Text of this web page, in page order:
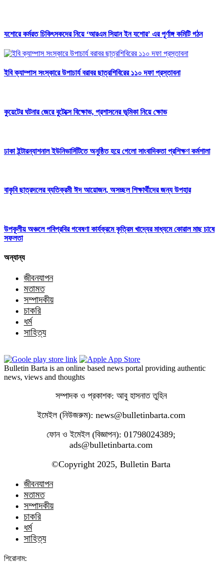
যশোরে কর্মরত চিকিৎসকদের নিয়ে ‘আরএম সিয়ান ইন যশোর’ এর পূর্ণাঙ্গ কমিটি গঠন
ইবি ক্যাম্পাস সংস্কারে উপাচার্য বরাবর ছাত্রশিবিরের ১১০ দফা প্রস্তাবনা
কুয়েটের ঘটনার জেরে বুটেক্সে বিক্ষোভ, প্রশাসনের ভূমিকা নিয়ে ক্ষোভ
ঢাকা ইন্টারন্যাশনাল ইউনিভার্সিটিতে অনুষ্ঠিত হয়ে গেলো সাংবাদিকতা প্রশিক্ষণ কর্মশালা
বাকৃবি ছাত্রদলের ব্যতিক্রমী ঈদ আয়োজন, অসচ্ছল শিক্ষার্থীদের জন্য উপহার
উপকূলীয় অঞ্চলে পবিপ্রবির গবেষণা কার্যক্রমে কৃত্রিম খাদ্যের মাধ্যমে কোরাল মাছ চাষে
সফলতা
অন্যান্য
জীবনযাপন
মতামত
সম্পাদকীয়
চাকরি
ধর্ম
সাহিত্য
Bulletin Barta is an online based news portal providing authentic
news, views and thoughts
সম্পাদক ও প্রকাশক: আবু হাসনাত তুহিন
ইমেইল (নিউজরুম): news@bulletinbarta.com
ফোন ও ইমেইল (বিজ্ঞাপন): 01798024389;
ads@bulletinbarta.com
©️Copyright 2025, Bulletin Barta
জীবনযাপন
মতামত
সম্পাদকীয়
চাকরি
ধর্ম
সাহিত্য
শিরোনাম: